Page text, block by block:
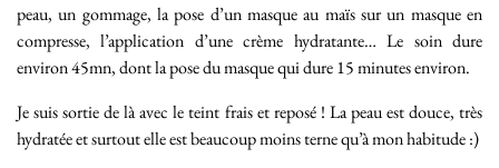
peau, un gommage, la pose d’un masque au maïs sur un masque en
compresse, l’application d’une crème hydratante… Le soin dure
environ 45mn, dont la pose du masque qui dure 15 minutes environ.
Je suis sortie de là avec le teint frais et reposé ! La peau est douce, très
hydratée et surtout elle est beaucoup moins terne qu’à mon habitude :)